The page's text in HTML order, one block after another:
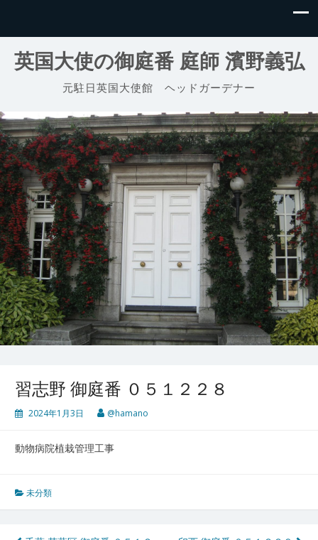
英国大使の御庭番 庭師 濱野義弘
元駐日英国大使館 ヘッドガーデナー
習志野 御庭番 ０５１２２８
2024年1月3日 @hamano
動物病院植栽管理工事
未分類